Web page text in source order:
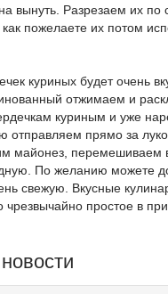
вынуть. Разрезаем их по
пожелаете их потом
куриных будет очень
отжимаем и
куриным и уже
отправляем прямо за
майонез, перемешиваем
По желанию можете
свежую. Вкусные
простое в